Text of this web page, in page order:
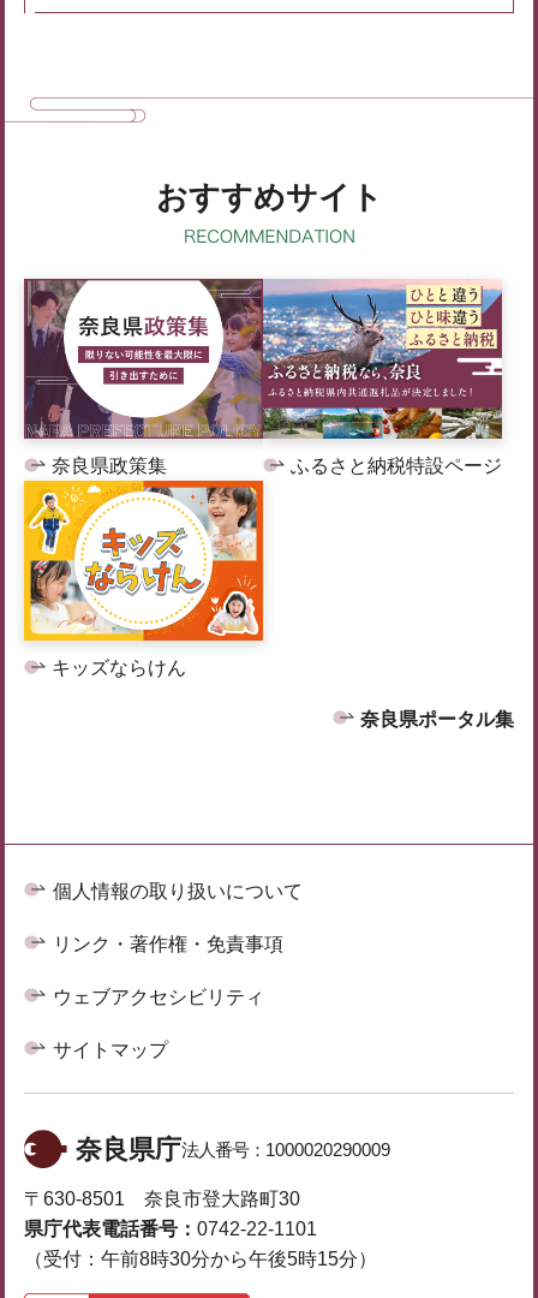
おすすめサイト
奈良県政策集 ふるさと納税特設ページ
キッズならけん
奈良県ポータル集
個人情報の取り扱いについて
リンク・著作権・免責事項
ウェブアクセシビリティ
サイトマップ
奈良県庁法人番号： 1000020290009
〒630-8501 奈良市登大路町30
県庁代表電話番号： 0742-22-1101
（受付：午前8時30分から午後5時15分）